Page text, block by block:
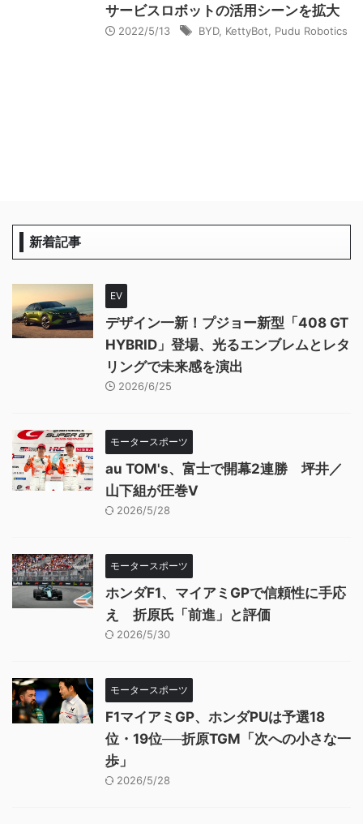
サービスロボットの活用シーンを拡大
2022/5/13 BYD, KettyBot Pudu Robotics
新着記事
EV
デザイン一新！プジョー新型「408 GT
HYBRID」登場、光るエンブレムとレタ
リングで未来感を演出
2026/6/25
モータースポーツ
au TOM's、富士で開幕2連勝 坪井／
山下組が圧巻V
2026/5/28
モータースポーツ
ホンダF1、マイアミGPで信頼性に手応
え 折原氏「前進」と評価
2026/5/30
モータースポーツ
F1マイアミGP、ホンダPUは予選18
位・19位──折原TGM「次への小さな一
歩」
2026/5/28